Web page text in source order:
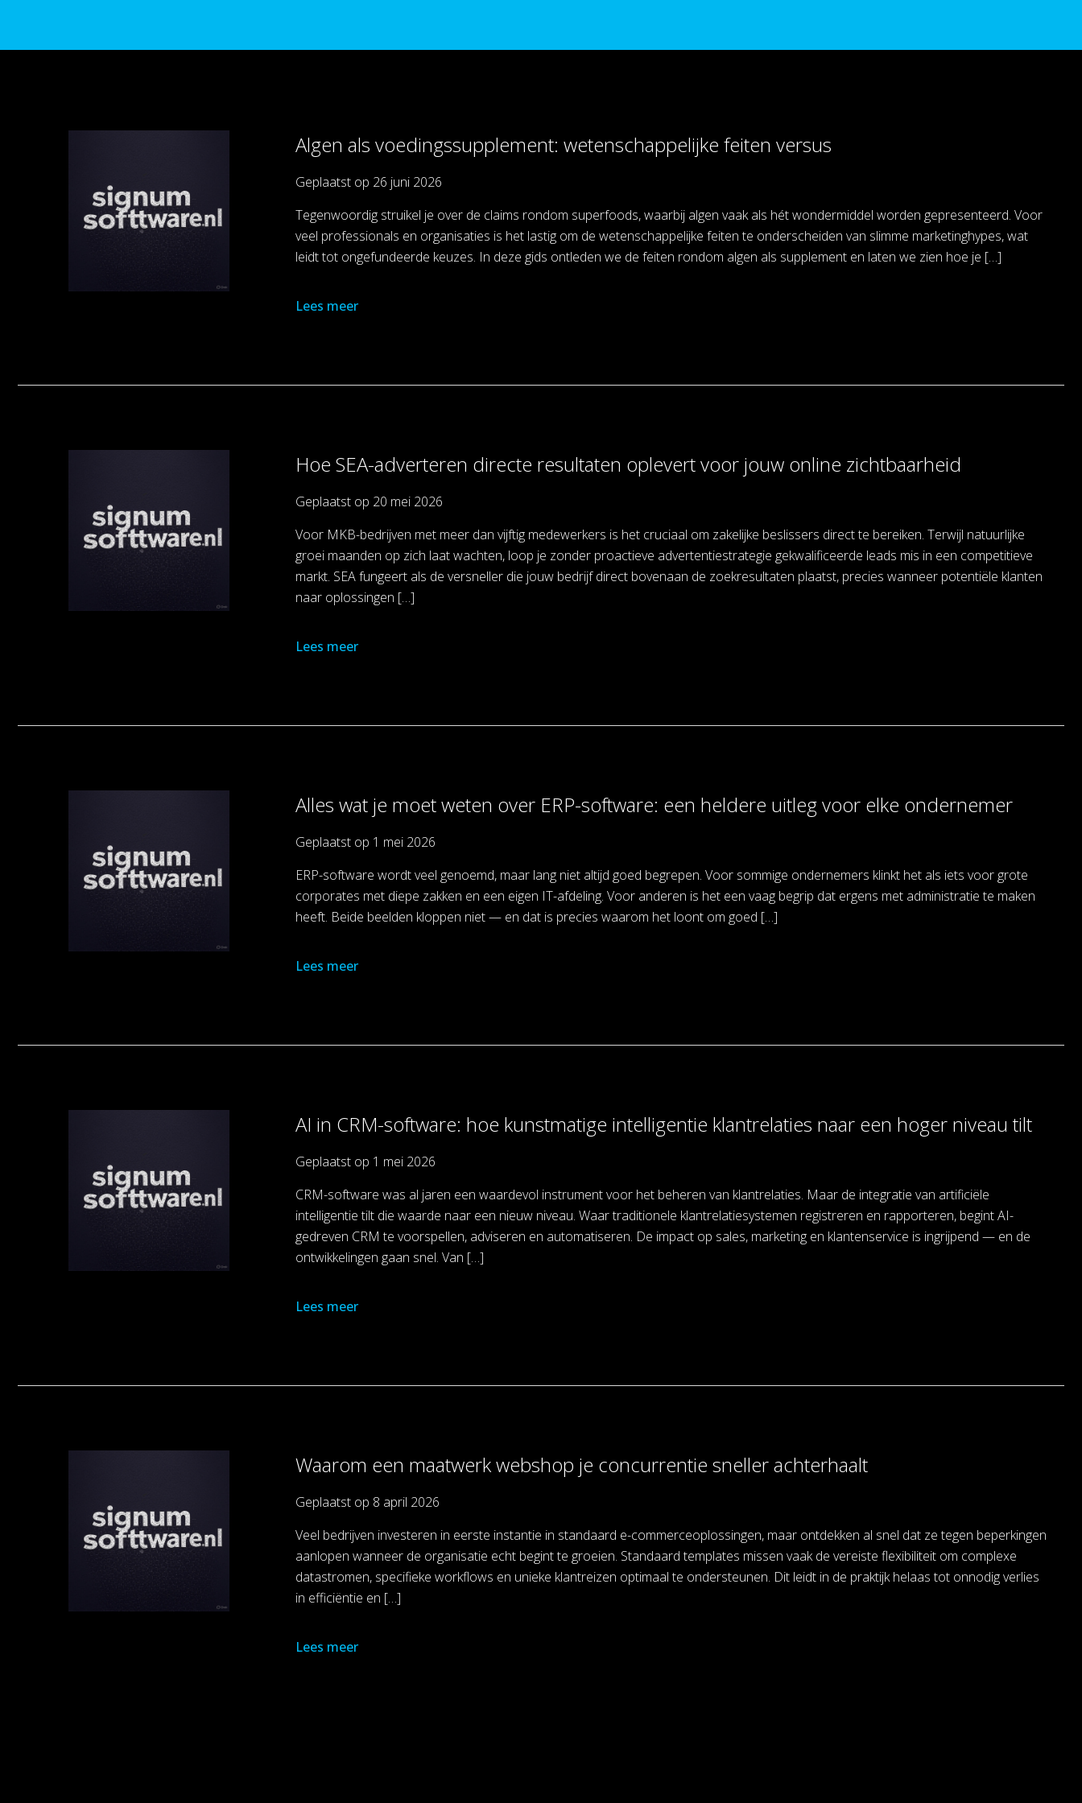
Algen als voedingssupplement: wetenschappelijke feiten versus
Geplaatst op 26 juni 2026
Tegenwoordig struikel je over de claims rondom superfoods, waarbij algen vaak als hét wondermiddel worden gepresenteerd. Voor
veel professionals en organisaties is het lastig om de wetenschappelijke feiten te onderscheiden van slimme marketinghypes, wat
leidt tot ongefundeerde keuzes. In deze gids ontleden we de feiten rondom algen als supplement en laten we zien hoe je […]
Lees meer
Hoe SEA-adverteren directe resultaten oplevert voor jouw online zichtbaarheid
Geplaatst op 20 mei 2026
Voor MKB-bedrijven met meer dan vijftig medewerkers is het cruciaal om zakelijke beslissers direct te bereiken. Terwijl natuurlijke
groei maanden op zich laat wachten, loop je zonder proactieve advertentiestrategie gekwalificeerde leads mis in een competitieve
markt. SEA fungeert als de versneller die jouw bedrijf direct bovenaan de zoekresultaten plaatst, precies wanneer potentiële klanten
naar oplossingen […]
Lees meer
Alles wat je moet weten over ERP-software: een heldere uitleg voor elke ondernemer
Geplaatst op 1 mei 2026
ERP-software wordt veel genoemd, maar lang niet altijd goed begrepen. Voor sommige ondernemers klinkt het als iets voor grote
corporates met diepe zakken en een eigen IT-afdeling. Voor anderen is het een vaag begrip dat ergens met administratie te maken
heeft. Beide beelden kloppen niet — en dat is precies waarom het loont om goed […]
Lees meer
AI in CRM-software: hoe kunstmatige intelligentie klantrelaties naar een hoger niveau tilt
Geplaatst op 1 mei 2026
CRM-software was al jaren een waardevol instrument voor het beheren van klantrelaties. Maar de integratie van artificiële
intelligentie tilt die waarde naar een nieuw niveau. Waar traditionele klantrelatiesystemen registreren en rapporteren, begint AI-
gedreven CRM te voorspellen, adviseren en automatiseren. De impact op sales, marketing en klantenservice is ingrijpend — en de
ontwikkelingen gaan snel. Van […]
Lees meer
Waarom een maatwerk webshop je concurrentie sneller achterhaalt
Geplaatst op 8 april 2026
Veel bedrijven investeren in eerste instantie in standaard e-commerceoplossingen, maar ontdekken al snel dat ze tegen beperkingen
aanlopen wanneer de organisatie echt begint te groeien. Standaard templates missen vaak de vereiste flexibiliteit om complexe
datastromen, specifieke workflows en unieke klantreizen optimaal te ondersteunen. Dit leidt in de praktijk helaas tot onnodig verlies
in efficiëntie en […]
Lees meer